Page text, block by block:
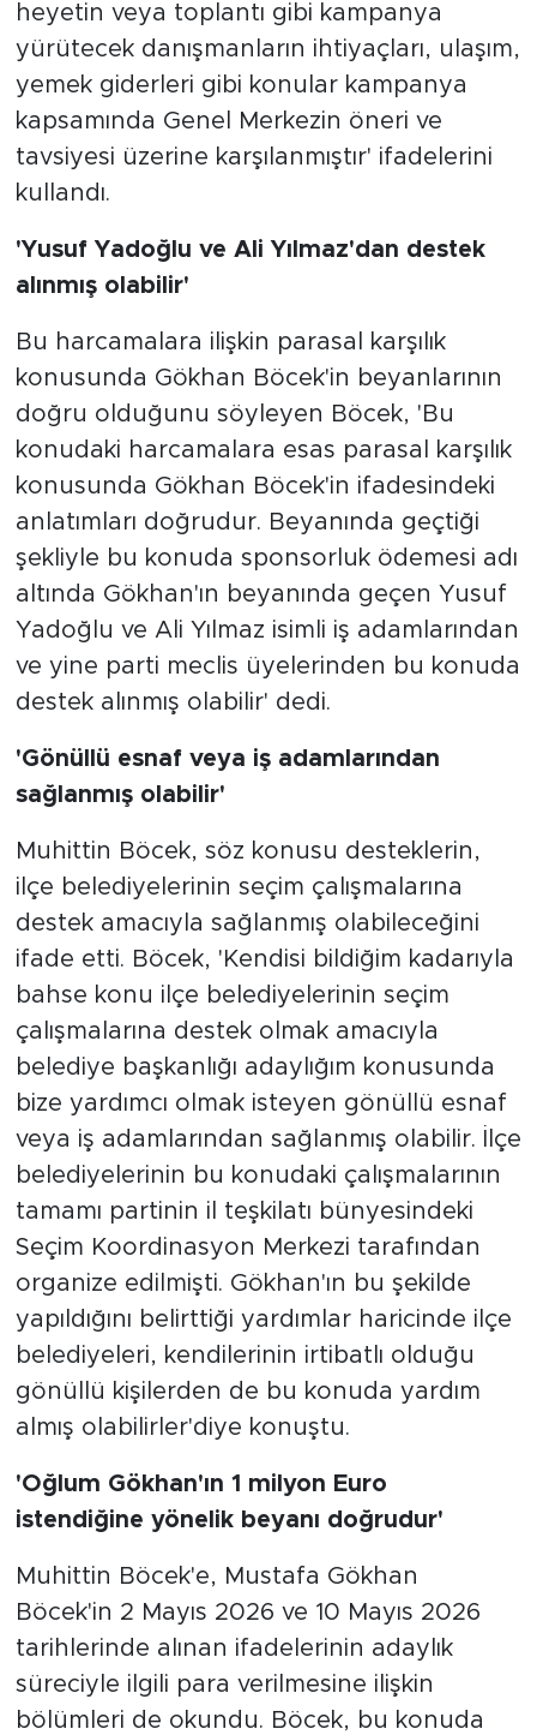
heyetin veya toplantı gibi kampanya
yürütecek danışmanların ihtiyaçları, ulaşım,
yemek giderleri gibi konular kampanya
kapsamında Genel Merkezin öneri ve
tavsiyesi üzerine karşılanmıştır' ifadelerini
kullandı.
'Yusuf Yadoğlu ve Ali Yılmaz'dan destek
alınmış olabilir'
Bu harcamalara ilişkin parasal karşılık
konusunda Gökhan Böcek'in beyanlarının
doğru olduğunu söyleyen Böcek, 'Bu
konudaki harcamalara esas parasal karşılık
konusunda Gökhan Böcek'in ifadesindeki
anlatımları doğrudur. Beyanında geçtiği
şekliyle bu konuda sponsorluk ödemesi adı
altında Gökhan'ın beyanında geçen Yusuf
Yadoğlu ve Ali Yılmaz isimli iş adamlarından
ve yine parti meclis üyelerinden bu konuda
destek alınmış olabilir' dedi.
'Gönüllü esnaf veya iş adamlarından
sağlanmış olabilir'
Muhittin Böcek, söz konusu desteklerin,
ilçe belediyelerinin seçim çalışmalarına
destek amacıyla sağlanmış olabileceğini
ifade etti. Böcek, 'Kendisi bildiğim kadarıyla
bahse konu ilçe belediyelerinin seçim
çalışmalarına destek olmak amacıyla
belediye başkanlığı adaylığım konusunda
bize yardımcı olmak isteyen gönüllü esnaf
veya iş adamlarından sağlanmış olabilir. İlçe
belediyelerinin bu konudaki çalışmalarının
tamamı partinin il teşkilatı bünyesindeki
Seçim Koordinasyon Merkezi tarafından
organize edilmişti. Gökhan'ın bu şekilde
yapıldığını belirttiği yardımlar haricinde ilçe
belediyeleri, kendilerinin irtibatlı olduğu
gönüllü kişilerden de bu konuda yardım
almış olabilirler'diye konuştu.
'Oğlum Gökhan'ın 1 milyon Euro
istendiğine yönelik beyanı doğrudur'
Muhittin Böcek'e, Mustafa Gökhan
Böcek'in 2 Mayıs 2026 ve 10 Mayıs 2026
tarihlerinde alınan ifadelerinin adaylık
süreciyle ilgili para verilmesine ilişkin
bölümleri de okundu. Böcek, bu konuda